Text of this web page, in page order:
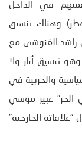
في الداخل
وهناك تنسيق
راشد الغنوشي مع
تنسيق أثار ولا
والحزبية في
الحر” عبير موسي
الخارجية”